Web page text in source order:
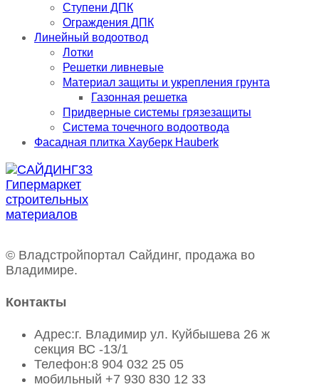
Ступени ДПК
Ограждения ДПК
Линейный водоотвод
Лотки
Решетки ливневые
Материал защиты и укрепления грунта
Газонная решетка
Придверные системы грязезащиты
Система точечного водоотвода
Фасадная плитка Хауберк Hauberk
© Владстройпортал Сайдинг, продажа во
Владимире.
Контакты
Адрес:г. Владимир ул. Куйбышева 26 ж
секция ВС -13/1
Телефон:8 904 032 25 05
мобильный +7 930 830 12 33